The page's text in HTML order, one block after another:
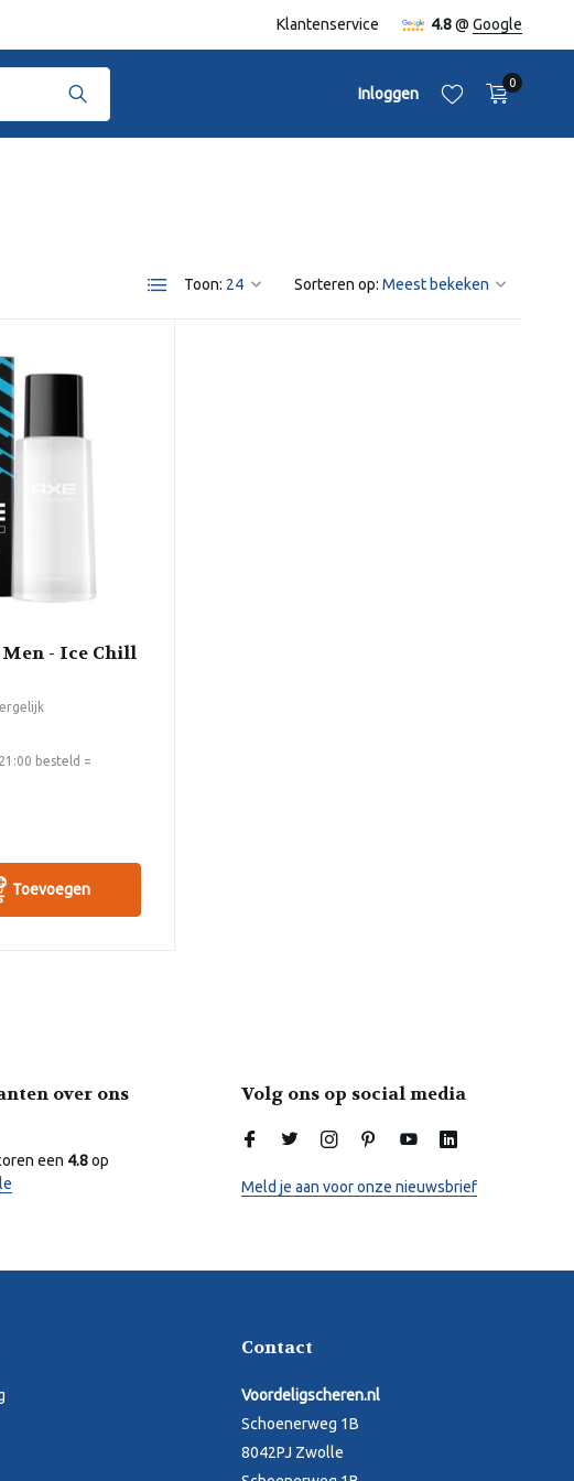
Klantenservice 4.8@ Google
Inloggen
Account aanmaken
0
Toon: Sorteren op:
- Ice Chill
besteld =
Toevoegen
over ons
een 4.8op
Volg ons op social media
Meld je aan voor onze nieuwsbrief
Contact
Voordeligscheren.nl
Schoenerweg 1B
8042PJ Zwolle
Online